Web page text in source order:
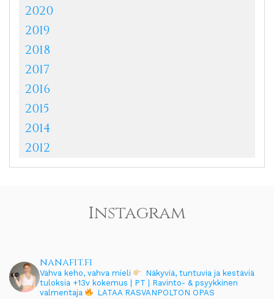
2020
2019
2018
2017
2016
2015
2014
2012
Instagram
nanafit.fi
Vahva keho, vahva mieli
Näkyviä, tuntuvia ja kestäviä
tuloksia +13v kokemus | PT | Ravinto- & psyykkinen
valmentaja
LATAA RASVANPOLTON OPAS